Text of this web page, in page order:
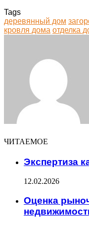
Tags
деревянный дом
кровля дома отделка
ЧИТАЕМОЕ
Экспертиза
12.02.2026
Оценка